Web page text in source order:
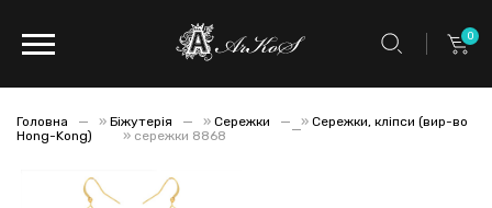
0
Головна » Біжутерія » Сережки » Сережки, кліпси (вир-во
Hong-Kong)
» сережки 8868